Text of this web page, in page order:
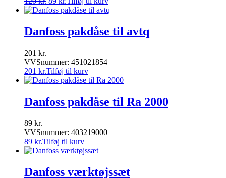
var:
er:
oprindelige
var:
120 kr..
aktuelle
89 kr..
Danfoss pakdåse til avtq
201 kr.
VVSnummer: 451021854
201 kr.Tilføj til kurv
Danfoss pakdåse til Ra 2000
89 kr.
VVSnummer: 403219000
89 kr.Tilføj til kurv
Danfoss værktøjssæt